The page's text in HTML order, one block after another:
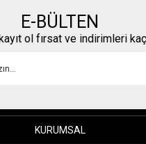
E-BÜLTEN
ol fırsat ve indirimleri
KURUMSAL